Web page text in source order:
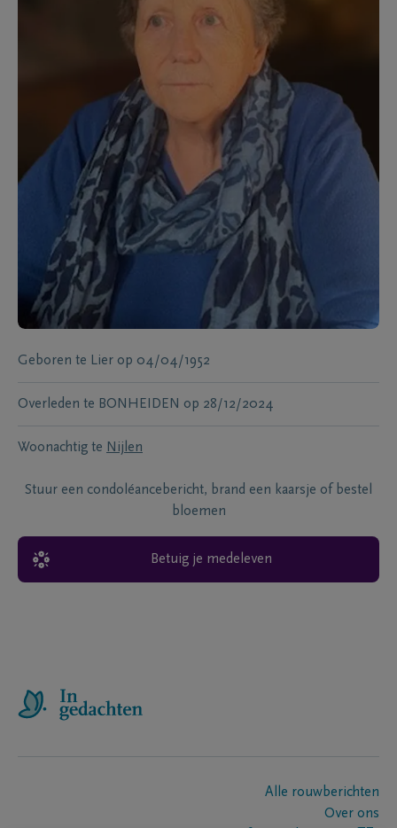
Geboren te Lier op 04/04/1952
Overleden te BONHEIDEN op 28/12/2024
Woonachtig te Nijlen
Stuur een condoléancebericht, brand een kaarsje of bestel
bloemen
Betuig je medeleven
Alle rouwberichten
Over ons